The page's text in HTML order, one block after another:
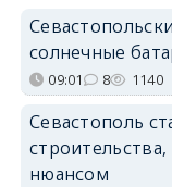
солнечные
09:01 8 1140
Севастополь
нюансом